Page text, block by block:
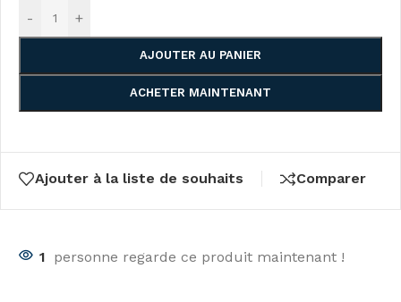
- +
AJOUTER AU PANIER
ACHETER MAINTENANT
Ajouter à la liste de souhaits Comparer
1 personne regarde ce produit maintenant !